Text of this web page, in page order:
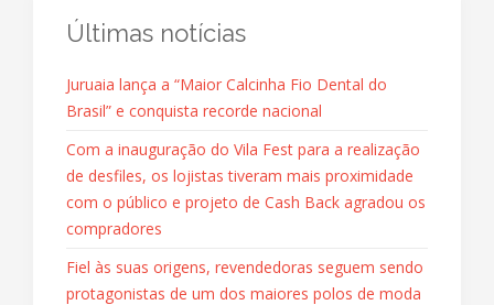
Últimas notícias
Juruaia lança a “Maior Calcinha Fio Dental do
Brasil” e conquista recorde nacional
Com a inauguração do Vila Fest para a realização
de desfiles, os lojistas tiveram mais proximidade
com o público e projeto de Cash Back agradou os
compradores
Fiel às suas origens, revendedoras seguem sendo
protagonistas de um dos maiores polos de moda